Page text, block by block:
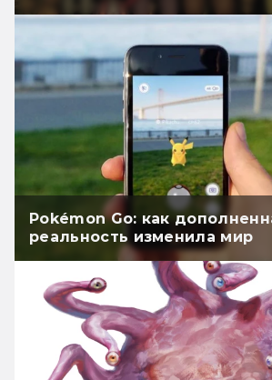
Pokémon Go: как
реальность изменила мир